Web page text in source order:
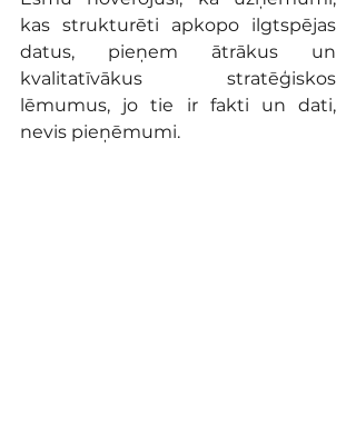
kas strukturēti apkopo ilgtspējas
datus, pieņem ātrākus un
kvalitatīvākus stratēģiskos
lēmumus, jo tie ir fakti un dati,
nevis pieņēmumi.